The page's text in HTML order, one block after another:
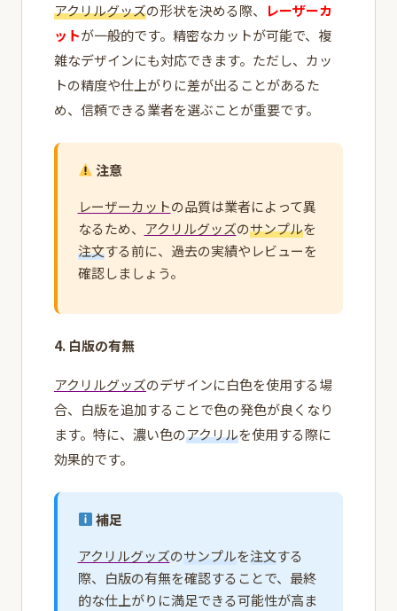
アクリルグッズの形状を決める際、
レーザーカ
ットが一般的です。精密なカットが可能で、複
雑なデザインにも対応できます。ただし、カッ
トの精度や仕上がりに差が出ることがあるた
め、信頼できる業者を選ぶことが重要です。
注意
レーザーカットの品質は業者によって異
なるため、
アクリルグッズのサンプルを
注文する前に、過去の実績やレビューを
確認しましょう。
4. 白版の有無
アクリルグッズのデザインに白色を使用する場
合、白版を追加することで色の発色が良くなり
ます。特に、濃い色のアクリルを使用する際に
効果的です。
補足
アクリルグッズのサンプルを注文する
際、白版の有無を確認することで、最終
的な仕上がりに満足できる可能性が高ま